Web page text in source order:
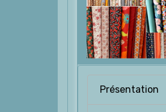
Présentation